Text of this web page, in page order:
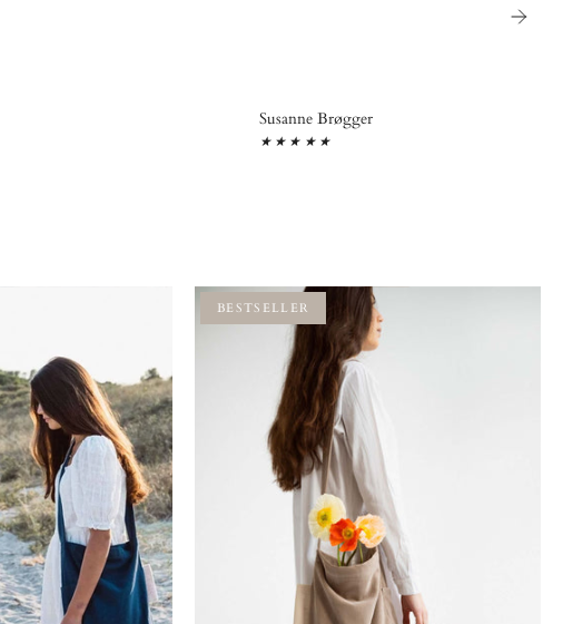
Susanne Brøgger
★★★★★
BESTSELLER